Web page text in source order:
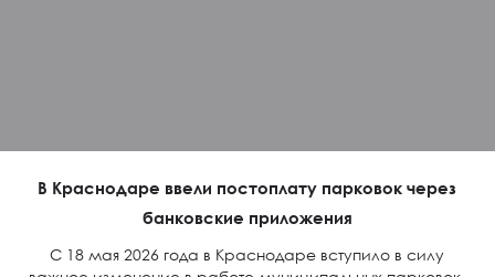
В Краснодаре ввели постоплату парковок через
банковские приложения
С 18 мая 2026 года в Краснодаре вступило в силу